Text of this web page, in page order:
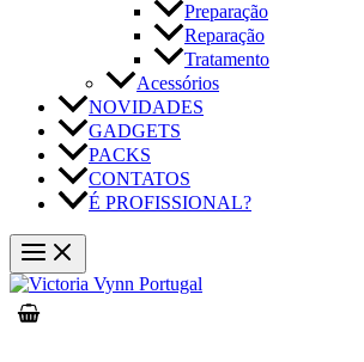
Preparação
Reparação
Tratamento
Acessórios
NOVIDADES
GADGETS
PACKS
CONTATOS
É PROFISSIONAL?